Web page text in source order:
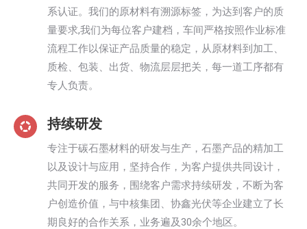
系认证。我们的原材料有溯源标签，为达到客户的质
量要求,我们为每位客户建档，车间严格按照作业标准
流程工作以保证产品质量的稳定，从原材料到加工、
质检、包装、出货、物流层层把关，每一道工序都有
专人负责。
持续研发
专注于碳石墨材料的研发与生产，石墨产品的精加工
以及设计与应用，坚持合作，为客户提供共同设计，
共同开发的服务，围绕客户需求持续研发，不断为客
户创造价值，与中核集团、协鑫光伏等企业建立了长
期良好的合作关系，业务遍及30余个地区。